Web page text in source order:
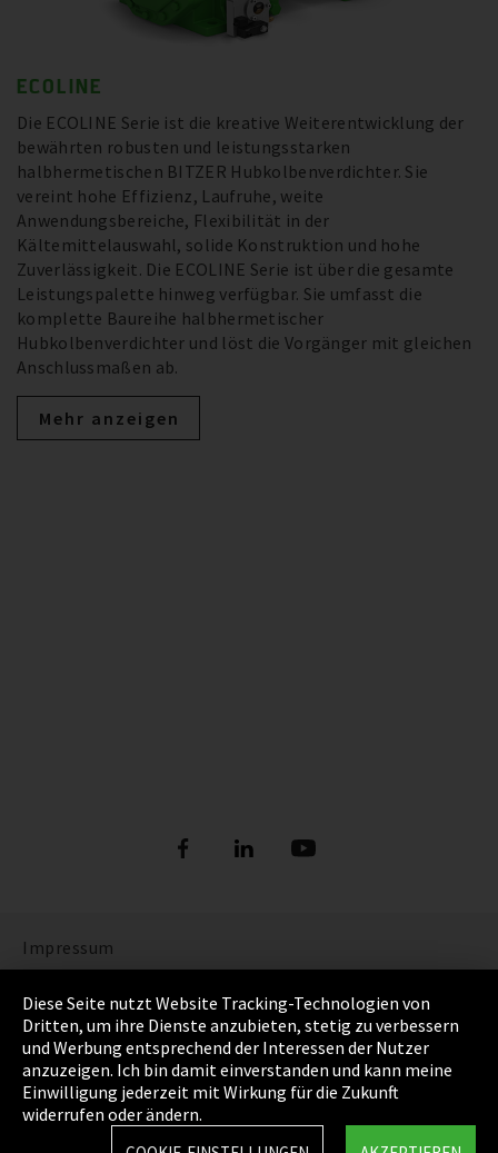
ECOLINE
Die ECOLINE Serie ist die kreative Weiterentwicklung der
bewährten robusten und leistungsstarken
halbhermetischen BITZER Hubkolbenverdichter. Sie
vereint hohe Effizienz, Laufruhe, weite
Anwendungsbereiche, Flexibilität in der
Kältemittelauswahl, solide Konstruktion und hohe
Zuverlässigkeit. Die ECOLINE Serie ist über die gesamte
Leistungspalette hinweg verfügbar. Sie umfasst die
komplette Baureihe halbhermetischer
Hubkolbenverdichter und löst die Vorgänger mit gleichen
Anschlussmaßen ab.
Mehr anzeigen
Impressum
Datenschutz
Cookie Einstellungen
AGB
Sitemap
Diese Seite nutzt Website Tracking-Technologien von
Dritten, um ihre Dienste anzubieten, stetig zu verbessern
und Werbung entsprechend der Interessen der Nutzer
anzuzeigen. Ich bin damit einverstanden und kann meine
Einwilligung jederzeit mit Wirkung für die Zukunft
widerrufen oder ändern.